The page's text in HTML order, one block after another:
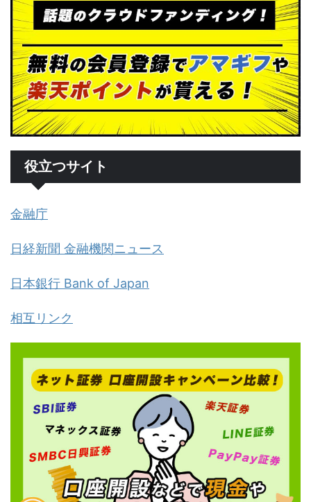
役立つサイト
金融庁
日経新聞 金融機関ニュース
日本銀行 Bank of Japan
相互リンク